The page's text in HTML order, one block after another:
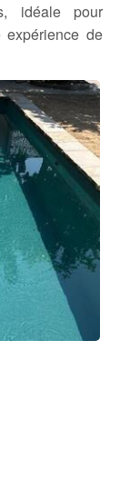
idéale pour
expérience de